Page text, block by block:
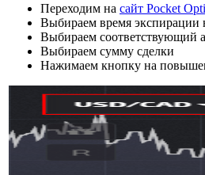
Переходим на сайт Pocket
Выбираем время экспирации
Выбираем соответствующий
Выбираем сумму сделки
Нажимаем кнопку на